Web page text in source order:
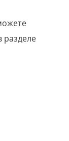
разделе